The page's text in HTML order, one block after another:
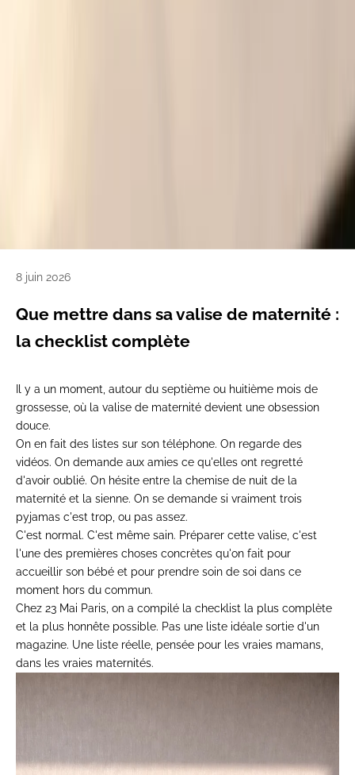
8 juin 2026
Que mettre dans sa valise de maternité :
la checklist complète
Il y a un moment, autour du septième ou huitième mois de
grossesse, où la valise de maternité devient une obsession
douce.
On en fait des listes sur son téléphone. On regarde des
vidéos. On demande aux amies ce qu'elles ont regretté
d'avoir oublié. On hésite entre la chemise de nuit de la
maternité et la sienne. On se demande si vraiment trois
pyjamas c'est trop, ou pas assez.
C'est normal. C'est même sain. Préparer cette valise, c'est
l'une des premières choses concrètes qu'on fait pour
accueillir son bébé et pour prendre soin de soi dans ce
moment hors du commun.
Chez 23 Mai Paris, on a compilé la checklist la plus complète
et la plus honnête possible. Pas une liste idéale sortie d'un
magazine. Une liste réelle, pensée pour les vraies mamans,
dans les vraies maternités.